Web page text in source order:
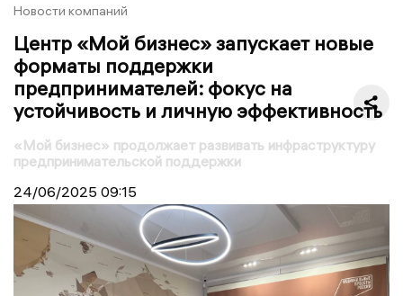
Новости компаний
Центр «Мой бизнес» запускает новые
форматы поддержки
предпринимателей: фокус на
устойчивость и личную эффективность
«Мой бизнес» продолжает развивать инфраструктуру
предпринимательской поддержки
24/06/2025 09:15